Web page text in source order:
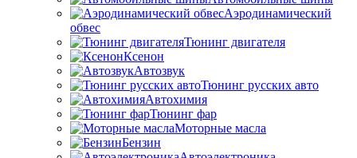
Аэродинамический
обвес
Тюнинг двигателя
Ксенон
Автозвук
Тюнинг русских авто
Автохимия
Тюнинг фар
Моторные масла
Бензин